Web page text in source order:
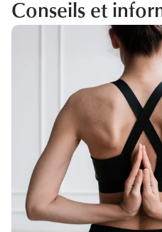
Conseils et